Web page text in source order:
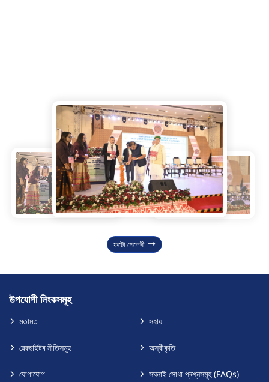
ফটো গেলেৰী
উপযোগী লিংকসমূহ
মতামত
ৱেবছাইটৰ নীতিসমূহ
যোগাযোগ
সহায়
অস্বীকৃতি
সঘনাই সোধা প্ৰশ্নসমূহ (FAQs)